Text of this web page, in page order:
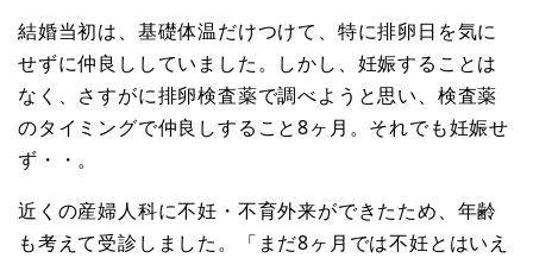
結婚当初は、基礎体温だけつけて、特に排卵日を気に
せずに仲良ししていました。しかし、妊娠することは
なく、さすがに排卵検査薬で調べようと思い、検査薬
のタイミングで仲良しすること8ヶ月。それでも妊娠せ
ず・・。
近くの産婦人科に不妊・不育外来ができたため、年齢
も考えて受診しました。「まだ8ヶ月では不妊とはいえ